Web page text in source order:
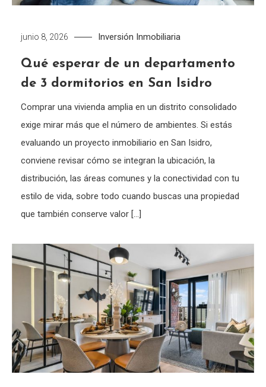
junio 8, 2026 Inversión Inmobiliaria
Qué esperar de un departamento
de 3 dormitorios en San Isidro
Comprar una vivienda amplia en un distrito consolidado
exige mirar más que el número de ambientes. Si estás
evaluando un proyecto inmobiliario en San Isidro,
conviene revisar cómo se integran la ubicación, la
distribución, las áreas comunes y la conectividad con tu
estilo de vida, sobre todo cuando buscas una propiedad
que también conserve valor […]